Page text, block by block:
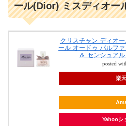
ール(Dior) ミスディオー
クリスチャン ディオ
ール オードゥ パルフ
＆ センシュア
posted
楽
Yahooシ